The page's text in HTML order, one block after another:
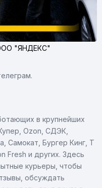
"ЯНДЕКС"
в крупнейших
Ozon, СДЭК,
Самокат, Бургер Кинг, Т
Fresh и других. Здесь
курьеры, чтобы
обсуждать